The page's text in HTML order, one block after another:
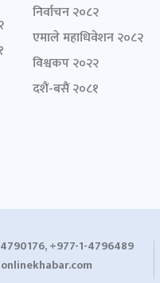
निर्वाचन २०८२
एमाले महाधिवेशन २०८२
विश्वकप २०२२
दशैं-बसैं २०८१
+977-1-4796489